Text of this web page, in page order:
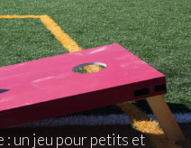
: un jeu pour petits et